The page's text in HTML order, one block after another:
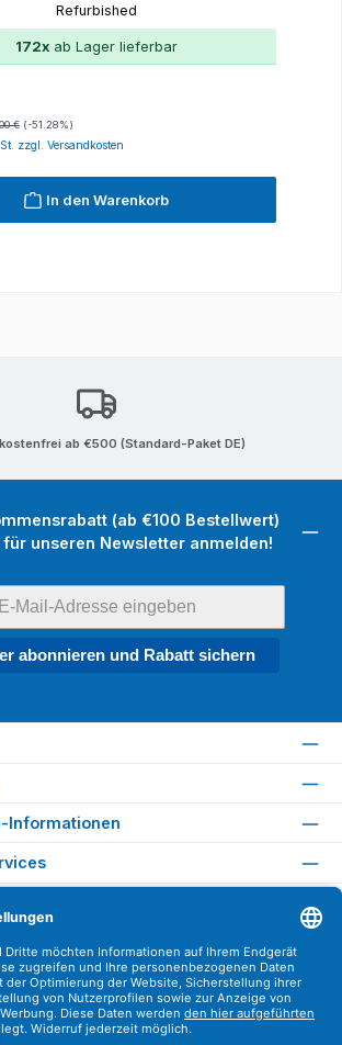
Refurbished
172x ab Lager lieferbar
Preis:
€ (-51.28%)
zzgl. Versandkosten
In den Warenkorb
ab €500 (Standard-Paket DE)
(ab €100 Bestellwert)
unseren Newsletter anmelden!
abonnieren und Rabatt sichern
Informationen